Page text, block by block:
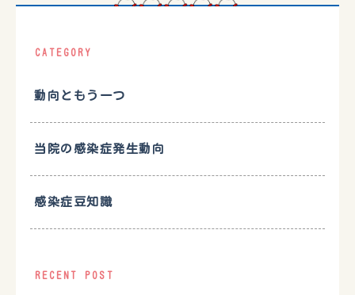
CATEGORY
動向ともう一つ
当院の感染症発生動向
感染症豆知識
RECENT POST